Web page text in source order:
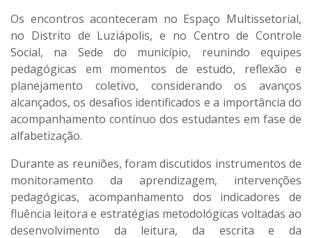
Os encontros aconteceram no Espaço Multissetorial,
no Distrito de Luziápolis, e no Centro de Controle
Social, na Sede do município, reunindo equipes
pedagógicas em momentos de estudo, reflexão e
planejamento coletivo, considerando os avanços
alcançados, os desafios identificados e a importância do
acompanhamento contínuo dos estudantes em fase de
alfabetização.
Durante as reuniões, foram discutidos instrumentos de
monitoramento da aprendizagem, intervenções
pedagógicas, acompanhamento dos indicadores de
fluência leitora e estratégias metodológicas voltadas ao
desenvolvimento da leitura, da escrita e da